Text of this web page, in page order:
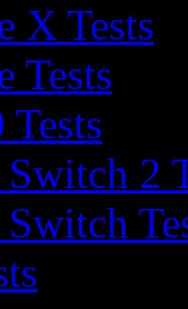
X Tests
Tests
2